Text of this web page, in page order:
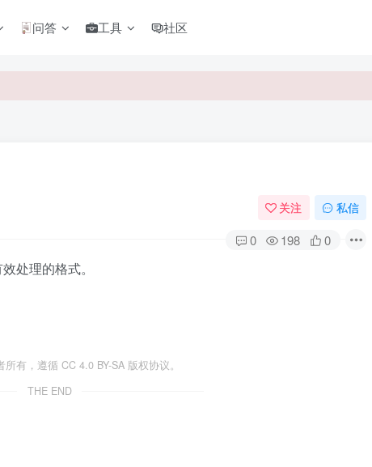
问答 工具 社区
关注 私信
0 198 0
处理的格式。
有，遵循 CC 4.0 BY-SA 版权协议。
THE END